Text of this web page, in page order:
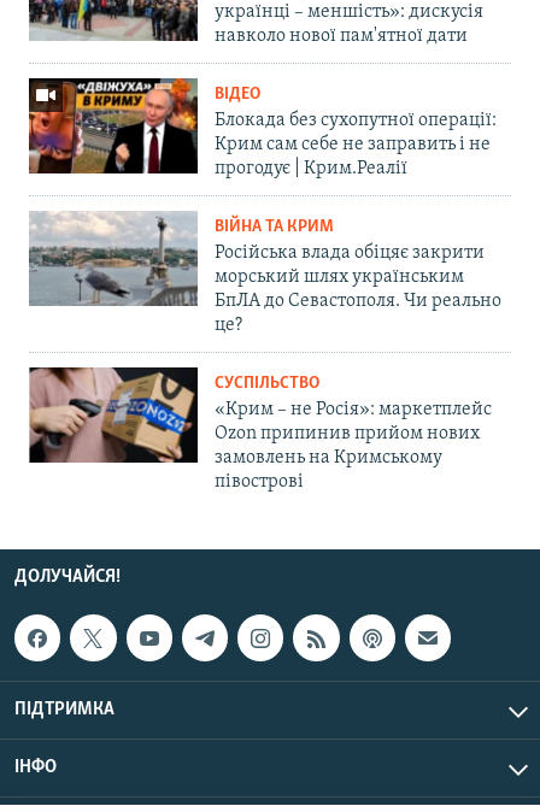
українці – меншість»: дискусія
навколо нової пам'ятної дати
ВІДЕО
Блокада без сухопутної операції:
Крим сам себе не заправить і не
прогодує | Крим.Реалії
ВІЙНА ТА КРИМ
Російська влада обіцяє закрити
морський шлях українським
БпЛА до Севастополя. Чи реально
це?
СУСПІЛЬСТВО
«Крим – не Росія»: маркетплейс
Ozon припинив прийом нових
замовлень на Кримському
півострові
ДОЛУЧАЙСЯ!
ПІДТРИМКА
ІНФО